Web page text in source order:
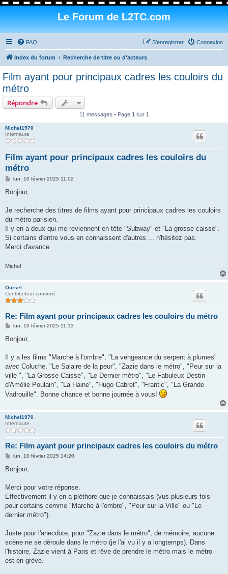
Le Forum de L2TC.com
FAQ Connexion
S’enregistrer
Index du forum Recherche de titre ou d'acteurs
Film ayant pour principaux cadres les couloirs du
métro
Répondre
11 messages • Page 1 sur 1
Michel1970
Internaute
Film ayant pour principaux cadres les couloirs du
métro
M
s
g
lun. 10 février 2025 11:02
Bonjour,
Je recherche des titres de films ayant pour principaux cadres les couloirs
du métro parisien.
Il y en a deux qui me reviennent en tête "Subway" et "La grosse caisse".
Si certains d'entre vous en connaissent d'autres ... n'hésitez pas.
Merci d'avance
Michel
Oursel
Contributeur confirmé
Re: Film ayant pour principaux cadres les couloirs du métro
M
s
g
e
lun. 10 février 2025 11:13
Bonjour,
Il y a les films "Marche à l'ombre", "La vengeance du serpent à plumes"
avec Coluche, "Le Salaire de la peur", "Zazie dans le métro", "Peur sur la
ville ", "La Grosse Caisse", "Le Dernier métro", "Le Fabuleux Destin
d'Amélie Poulain", "La Haine", "Hugo Cabret", "Frantic", "La Grande
Vadrouille". Bonne chance et bonne journée à vous!
Michel1970
Internaute
Re: Film ayant pour principaux cadres les couloirs du métro
M
s
g
lun. 10 février 2025 14:20
Bonjour,
Merci pour votre réponse.
Effectivement il y en a pléthore que je connaissais (vus plusieurs fois
pour certains comme "Marche à l'ombre", "Peur sur la Ville" ou "Le
dernier métro").
Juste pour l'anecdote, pour "Zazie dans le métro", de mémoire, aucune
scène ne se déroule dans le métro (je l'ai vu il y a longtemps). Dans
l'histoire, Zazie vient à Paris et rêve de prendre le métro mais le métro
est en grève.